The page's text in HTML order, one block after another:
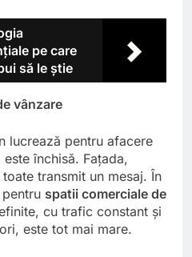
pe care
să le știe
vânzare
lucrează pentru afacere
închisă. Fațada,
transmit un mesaj. În
spatii comerciale de
cu trafic constant și
este tot mai mare.